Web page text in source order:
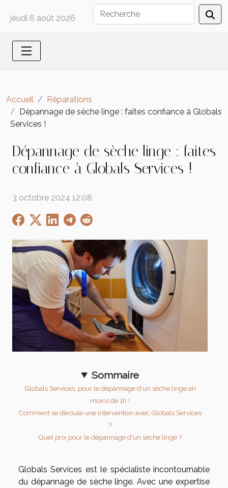
jeudi 6 août 2026
Accueil
Réparations
Dépannage de sèche linge : faites confiance à Globals
Services !
Dépannage de sèche linge : faites
confiance à Globals Services !
3 octobre 2024 12:08
Sommaire
Globals Services, pour le dépannage d'un sèche linge en
moins de 1h !
Comment se déroule une intervention avec Globals Services
?
Quel prix pour le dépannage d'un sèche linge ?
Globals Services est le spécialiste incontournable
du dépannage de sèche linge. Avec une expertise